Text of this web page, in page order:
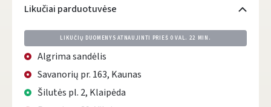
Likučiai parduotuvėse
LIKUČIŲ DUOMENYS ATNAUJINTI PRIEŠ 0 VAL. 22 MIN.
Algrima sandėlis
Savanorių pr. 163, Kaunas
Šilutės pl. 2, Klaipėda